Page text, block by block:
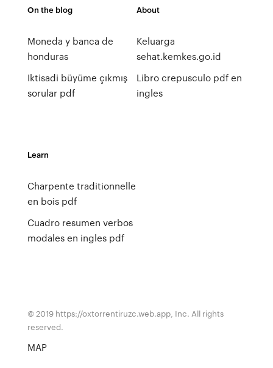
On the blog
Moneda y banca de
honduras
Iktisadi büyüme çıkmış
sorular pdf
About
Keluarga
sehat.kemkes.go.id
Libro crepusculo pdf en
ingles
Learn
Charpente traditionnelle
en bois pdf
Cuadro resumen verbos
modales en ingles pdf
© 2019 https://oxtorrentiruzc.web.app, Inc. All rights
reserved.
MAP